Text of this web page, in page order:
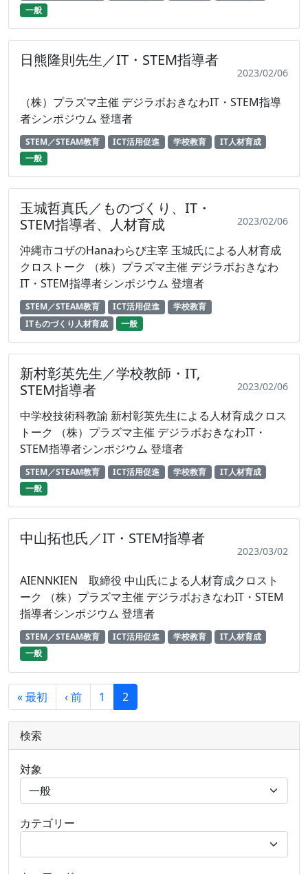
一般
日熊隆則先生／IT・STEM指導者
2023/02/06
（株）プラズマ主催 デジラボおきなわIT・STEM指導
者シンポジウム 登壇者
STEM／STEAM教育 ICT活用促進 学校教育
IT人材育成
一般
玉城哲真氏／ものづくり、IT・
STEM指導者、人材育成
2023/02/06
沖縄市コザのHanaわらび主宰 玉城氏による人材育成
クロストーク （株）プラズマ主催 デジラボおきなわ
IT・STEM指導者シンポジウム 登壇者
STEM／STEAM教育 ICT活用促進
学校教育
ITものづくり人材育成
一般
新村彰英先生／学校教師・IT,
STEM指導者
2023/02/06
中学校技術科教諭 新村彰英先生による人材育成クロス
トーク （株）プラズマ主催 デジラボおきなわIT・
STEM指導者シンポジウム 登壇者
STEM／STEAM教育 ICT活用促進 学校教育
IT人材育成
一般
中山拓也氏／IT・STEM指導者
2023/03/02
AIENNKIEN 取締役 中山氏による人材育成クロスト
ーク （株）プラズマ主催 デジラボおきなわIT・STEM
指導者シンポジウム 登壇者
STEM／STEAM教育 ICT活用促進 学校教育
IT人材育成
一般
« 最初 ‹ 前 1 2
検索
対象
カテゴリー